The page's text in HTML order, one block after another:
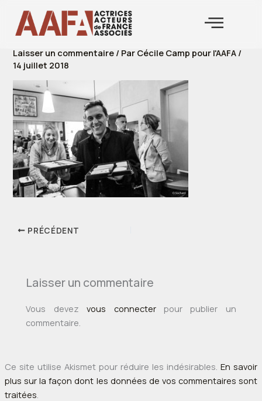
contenu
Laisser un commentaire / Par Cécile Camp pour l'AAFA /
14 juillet 2018
PRÉCÉDENT
Laisser un commentaire
Vous devezvous connecterpour publier un
commentaire.
Ce site utilise Akismet pour réduire les indésirables.En savoir
plus sur la façon dont les données de vos commentaires sont
traitées